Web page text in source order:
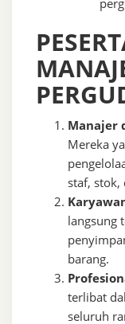
Manajer
Mereka
staf, stok,
langsung
barang.
terlibat
seluruh